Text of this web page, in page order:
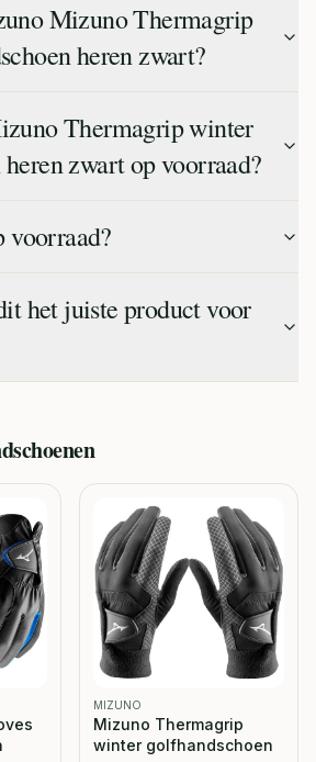
Mizuno Thermagrip
heren zwart?
Thermagrip winter
zwart op voorraad?
voorraad?
het juiste product voor
MIZUNO
Mizuno Thermagrip
winter golfhandschoen